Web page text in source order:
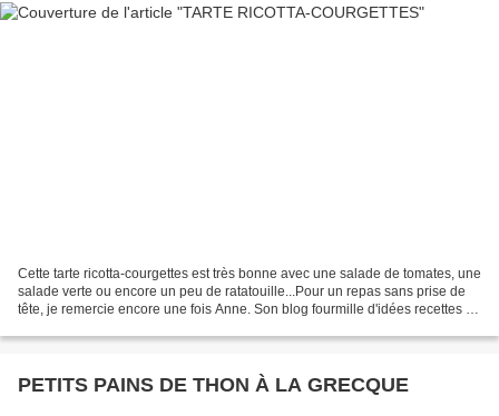
Cette tarte ricotta-courgettes est très bonne avec une salade de tomates, une
salade verte ou encore un peu de ratatouille...Pour un repas sans prise de
tête, je remercie encore une fois Anne. Son blog fourmille d'idées recettes et
PETITS PAINS DE THON À LA GRECQUE